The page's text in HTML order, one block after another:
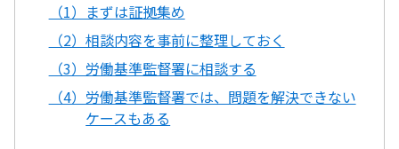
（1）まずは証拠集め
（2）相談内容を事前に整理しておく
（3）労働基準監督署に相談する
（4）労働基準監督署では、問題を解決できない
ケースもある